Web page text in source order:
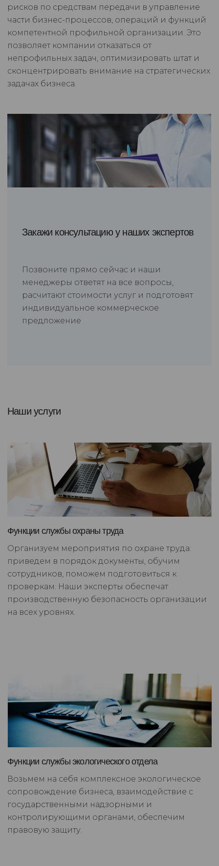
рисков по средствам передачи в управление
части бизнес-процессов, операций и функций
компетентной профильной организации. Это
позволяет компании отказаться от
непрофильных задач, оптимизировать штат и
сконцентрировать внимание на стратегических
задачах бизнеса.
Закажи консультацию у наших экспертов
Позвоните прямо сейчас и наши
менеджеры ответят на все вопросы,
расчитают стоимости услуг и подготовят
индивидуальное коммерческое
предложение
Наши услуги
Функции службы охраны труда
Организуем мероприятия по охране труда:
приведем в порядок документы, обучим
сотрудников, поможем подготовиться к
проверкам. Наши эксперты обеспечат
производственную безопасность организации
на всех уровнях.
Функции службы экологического отдела
Возьмем на себя комплексное экологическое
сопровождение бизнеса, взаимодействие с
государственными надзорными и
контролирующими органами, обеспечим
правовую защиту.